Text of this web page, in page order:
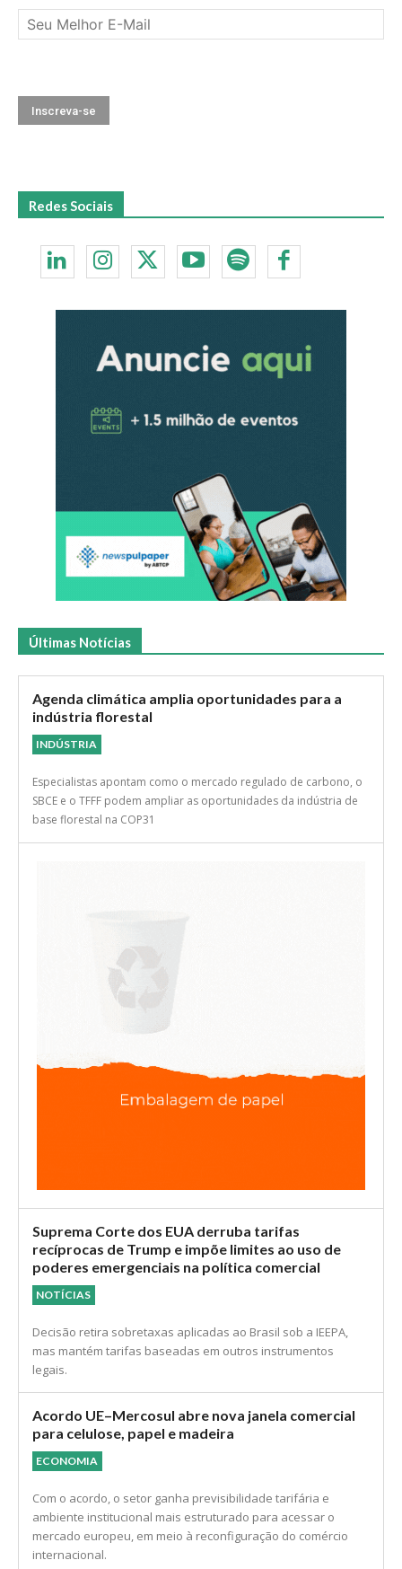
Redes Sociais
Últimas Notícias
Agenda climática amplia oportunidades para a
indústria florestal
INDÚSTRIA
Especialistas apontam como o mercado regulado de carbono, o
SBCE e o TFFF podem ampliar as oportunidades da indústria de
base florestal na COP31
Suprema Corte dos EUA derruba tarifas
recíprocas de Trump e impõe limites ao uso de
poderes emergenciais na política comercial
NOTÍCIAS
Decisão retira sobretaxas aplicadas ao Brasil sob a IEEPA,
mas mantém tarifas baseadas em outros instrumentos
legais.
Acordo UE–Mercosul abre nova janela comercial
para celulose, papel e madeira
ECONOMIA
Com o acordo, o setor ganha previsibilidade tarifária e
ambiente institucional mais estruturado para acessar o
mercado europeu, em meio à reconfiguração do comércio
internacional.